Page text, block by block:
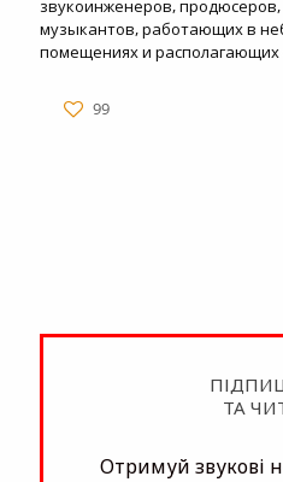
звукоинженеров,
музыкантов, работающих в
помещениях и
99
ТА
Отримуй